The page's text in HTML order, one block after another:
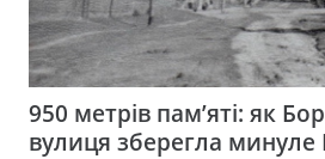
950 метрів пам’яті: як
вулиця зберегла